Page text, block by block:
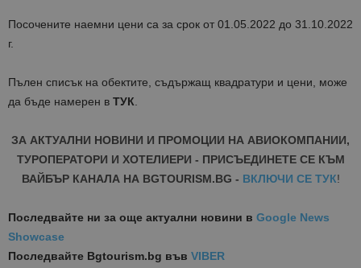
Посочените наемни цени са за срок от 01.05.2022 до 31.10.2022
г.
Пълен списък на обектите, съдържащ квадратури и цени, може
да бъде намерен в ТУК.
ЗА АКТУАЛНИ НОВИНИ И ПРОМОЦИИ НА АВИОКОМПАНИИ,
ТУРОПЕРАТОРИ И ХОТЕЛИЕРИ - ПРИСЪЕДИНЕТЕ СЕ КЪМ
ВАЙБЪР КАНАЛА НА BGTOURISM.BG - ВКЛЮЧИ СЕ ТУК!
Последвайте ни за още актуални новини в Google News
Showcase
Последвайте Bgtourism.bg във VIBER